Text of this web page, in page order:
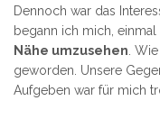
Dennoch war das
begann ich mich, einmal
Nähe umzusehen .
geworden. Unsere
Aufgeben war für mich